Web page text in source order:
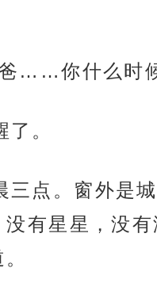
……你什么时
了。
三点。窗外是
没有星星，没